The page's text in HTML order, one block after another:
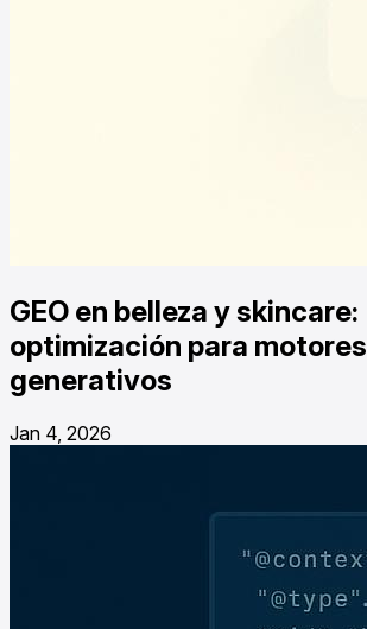
GEO en belleza y skincare:
optimización para motores
generativos
Jan 4, 2026